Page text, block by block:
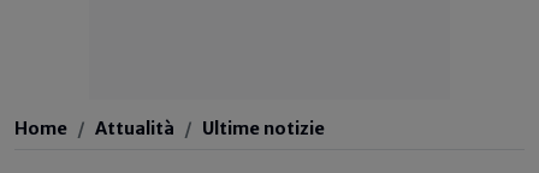
Home Attualità Ultime notizie